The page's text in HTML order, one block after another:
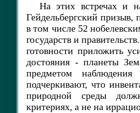
На этих встречах и
Гейдельбергский
в том числе 52
государств и
готовности приложить
достояния - планеты
предметом
подчеркивают, что
природной среды
критериях, а не на